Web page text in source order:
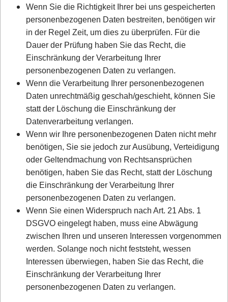
Wenn Sie die Richtigkeit Ihrer bei uns gespeicherten
personenbezogenen Daten bestreiten, benötigen wir
in der Regel Zeit, um dies zu überprüfen. Für die
Dauer der Prüfung haben Sie das Recht, die
Einschränkung der Verarbeitung Ihrer
personenbezogenen Daten zu verlangen.
Wenn die Verarbeitung Ihrer personenbezogenen
Daten unrechtmäßig geschah/geschieht, können Sie
statt der Löschung die Einschränkung der
Datenverarbeitung verlangen.
Wenn wir Ihre personenbezogenen Daten nicht mehr
benötigen, Sie sie jedoch zur Ausübung, Verteidigung
oder Geltendmachung von Rechtsansprüchen
benötigen, haben Sie das Recht, statt der Löschung
die Einschränkung der Verarbeitung Ihrer
personenbezogenen Daten zu verlangen.
Wenn Sie einen Widerspruch nach Art. 21 Abs. 1
DSGVO eingelegt haben, muss eine Abwägung
zwischen Ihren und unseren Interessen vorgenommen
werden. Solange noch nicht feststeht, wessen
Interessen überwiegen, haben Sie das Recht, die
Einschränkung der Verarbeitung Ihrer
personenbezogenen Daten zu verlangen.